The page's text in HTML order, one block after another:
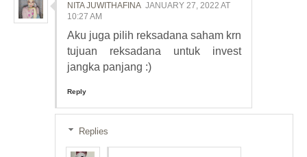
NITA JUWITHAFINA JANUARY 27, 2022 AT
10:27 AM
Aku juga pilih reksadana saham krn
tujuan reksadana untuk invest
jangka panjang :)
Reply
Replies